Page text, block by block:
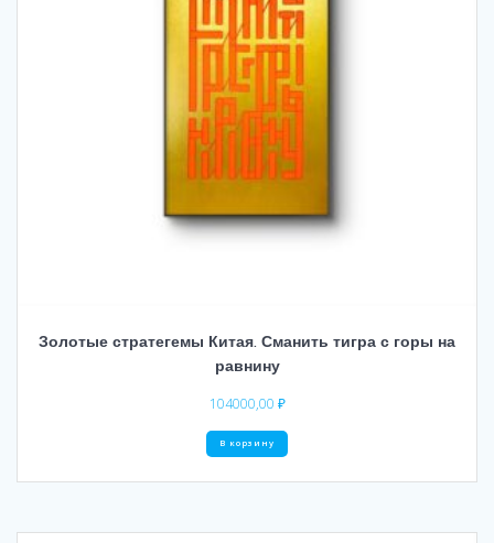
Золотые стратегемы Китая. Сманить тигра с горы на
равнину
104000,00 ₽
В корзину